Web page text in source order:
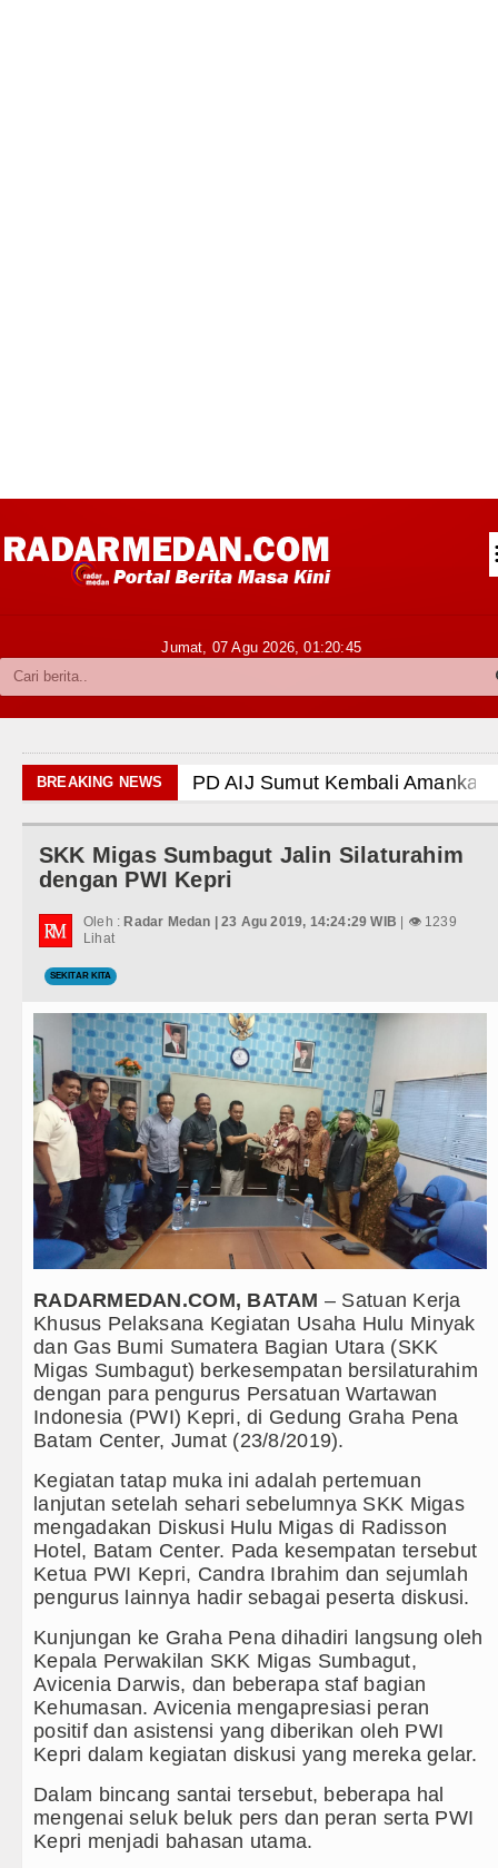
Kabupaten Karo
Politik
Olahraga
Internasional
Wisata
TIPS dan TRIK
+ Lainnya
Video
Kuliner
Siraman Rohani
Jumat, 07 Agu 2026,01:20:46
BREAKING NEWS PD AIJ Sumut Kembali Amankan
Bupati Toba Lantik 39 Pejabat,
LGB Minus T dan Q Sebagai
Danrem 011 Lilawangsa Brigjen
Rico Waas Nonaktifkan Lurah
Sebut LSL Pengidap HIV/AIDS
Juventus vs Inter Milan
Real Madrid Tandang ke
Bupati Taput Sambut Kunjungan
PD AIJ Sumut Kembali Amankan
Bupati Toba Lantik 39 Pejabat,
LGB Minus T dan Q Sebagai
Danrem 011 Lilawangsa Brigjen
Aceh
Era Baru Pengobatan Pasien
Rico Waas Nonaktifkan Lurah
Sebut LSL Pengidap HIV/AIDS di
Juventus vs Inter Milan
Real Madrid Tandang ke
Bupati Taput Sambut Kunjungan
PD AIJ Sumut Kembali Amankan
Bupati Toba Lantik 39 Pejabat,
SKK Migas Sumbagut Jalin Silaturahim
dengan PWI Kepri
Oleh : Radar Medan | 23 Agu 2019, 14:24:29 WIB | 👁 1239
Lihat
SEKITAR KITA
RADARMEDAN.COM, BATAM – Satuan Kerja
Khusus Pelaksana Kegiatan Usaha Hulu Minyak
dan Gas Bumi Sumatera Bagian Utara (SKK
Migas Sumbagut) berkesempatan bersilaturahim
dengan para pengurus Persatuan Wartawan
Indonesia (PWI) Kepri, di Gedung Graha Pena
Batam Center, Jumat (23/8/2019).
Kegiatan tatap muka ini adalah pertemuan
lanjutan setelah sehari sebelumnya SKK Migas
mengadakan Diskusi Hulu Migas di Radisson
Hotel, Batam Center. Pada kesempatan tersebut
Ketua PWI Kepri, Candra Ibrahim dan sejumlah
pengurus lainnya hadir sebagai peserta diskusi.
Kunjungan ke Graha Pena dihadiri langsung oleh
Kepala Perwakilan SKK Migas Sumbagut,
Avicenia Darwis, dan beberapa staf bagian
Kehumasan. Avicenia mengapresiasi peran
positif dan asistensi yang diberikan oleh PWI
Kepri dalam kegiatan diskusi yang mereka gelar.
Dalam bincang santai tersebut, beberapa hal
mengenai seluk beluk pers dan peran serta PWI
Kepri menjadi bahasan utama.